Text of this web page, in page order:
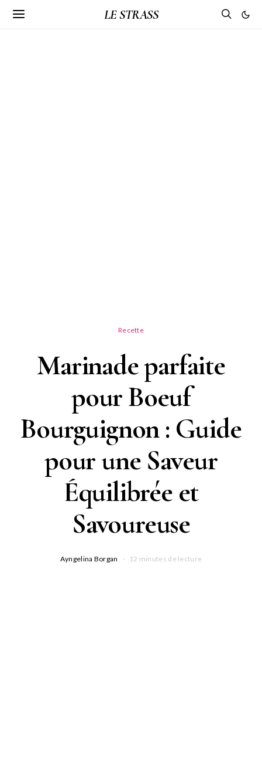
LE STRASS
Recette
Marinade parfaite
pour Boeuf
Bourguignon : Guide
pour une Saveur
Équilibrée et
Savoureuse
Ayngelina Borgan 12 minutes de lecture